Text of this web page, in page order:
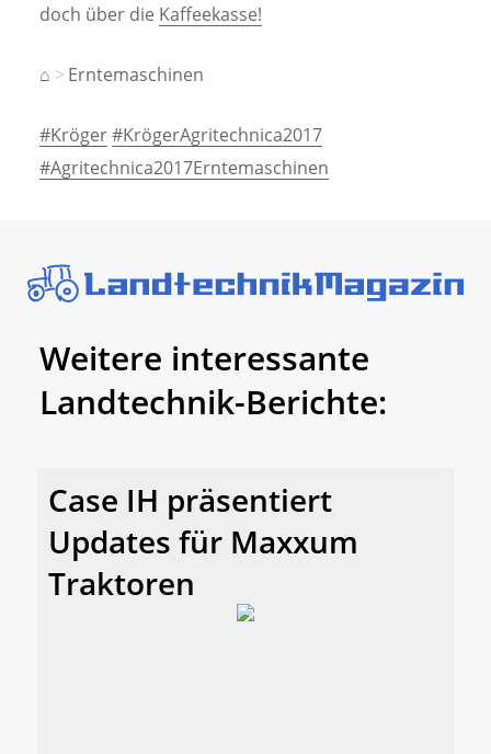
doch über die Kaffeekasse!
⌂ Erntemaschinen
#Kröger#KrögerAgritechnica2017
#Agritechnica2017Erntemaschinen
Weitere interessante
Landtechnik-Berichte:
Case IH präsentiert
Updates für Maxxum
Traktoren